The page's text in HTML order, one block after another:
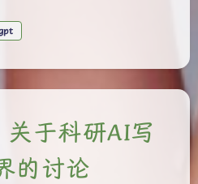
于科研AI写
的讨论